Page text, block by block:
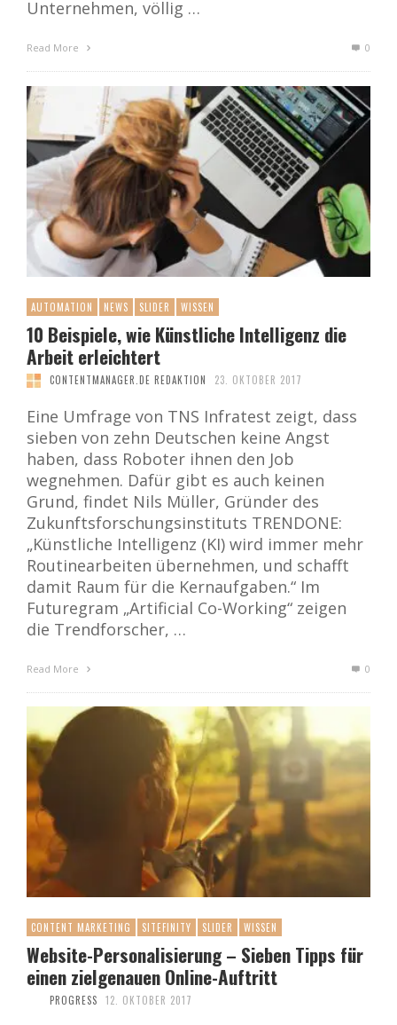
Unternehmen, völlig …
Read More 0
AUTOMATION NEWS SLIDER WISSEN
10 Beispiele, wie Künstliche Intelligenz die
Arbeit erleichtert
CONTENTMANAGER.DE REDAKTION 23. OKTOBER 2017
Eine Umfrage von TNS Infratest zeigt, dass
sieben von zehn Deutschen keine Angst
haben, dass Roboter ihnen den Job
wegnehmen. Dafür gibt es auch keinen
Grund, findet Nils Müller, Gründer des
Zukunftsforschungsinstituts TRENDONE:
„Künstliche Intelligenz (KI) wird immer mehr
Routinearbeiten übernehmen, und schafft
damit Raum für die Kernaufgaben.“ Im
Futuregram „Artificial Co-Working“ zeigen
die Trendforscher, …
Read More 0
CONTENT MARKETING SITEFINITY SLIDER WISSEN
Website-Personalisierung – Sieben Tipps für
einen zielgenauen Online-Auftritt
PROGRESS 12. OKTOBER 2017